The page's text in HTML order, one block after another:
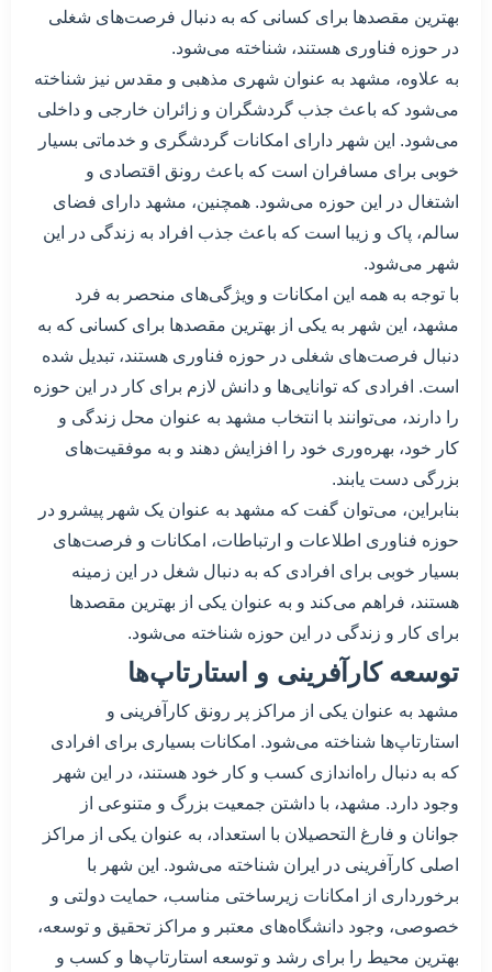
بهترین مقصدها برای کسانی که به دنبال فرصت‌های شغلی
در حوزه فناوری هستند، شناخته می‌شود.
به علاوه، مشهد به عنوان شهری مذهبی و مقدس نیز شناخته
می‌شود که باعث جذب گردشگران و زائران خارجی و داخلی
می‌شود. این شهر دارای امکانات گردشگری و خدماتی بسیار
خوبی برای مسافران است که باعث رونق اقتصادی و
اشتغال در این حوزه می‌شود. همچنین، مشهد دارای فضای
سالم، پاک و زیبا است که باعث جذب افراد به زندگی در این
شهر می‌شود.
با توجه به همه این امکانات و ویژگی‌های منحصر به فرد
مشهد، این شهر به یکی از بهترین مقصدها برای کسانی که به
دنبال فرصت‌های شغلی در حوزه فناوری هستند، تبدیل شده
است. افرادی که توانایی‌ها و دانش لازم برای کار در این حوزه
را دارند، می‌توانند با انتخاب مشهد به عنوان محل زندگی و
کار خود، بهره‌وری خود را افزایش دهند و به موفقیت‌های
بزرگی دست یابند.
بنابراین، می‌توان گفت که مشهد به عنوان یک شهر پیشرو در
حوزه فناوری اطلاعات و ارتباطات، امکانات و فرصت‌های
بسیار خوبی برای افرادی که به دنبال شغل در این زمینه
هستند، فراهم می‌کند و به عنوان یکی از بهترین مقصدها
برای کار و زندگی در این حوزه شناخته می‌شود.
توسعه کارآفرینی و استارتاپ‌ها
مشهد به عنوان یکی از مراکز پر رونق کارآفرینی و
استارتاپ‌ها شناخته می‌شود. امکانات بسیاری برای افرادی
که به دنبال راه‌اندازی کسب و کار خود هستند، در این شهر
وجود دارد. مشهد، با داشتن جمعیت بزرگ و متنوعی از
جوانان و فارغ التحصیلان با استعداد، به عنوان یکی از مراکز
اصلی کارآفرینی در ایران شناخته می‌شود. این شهر با
برخورداری از امکانات زیرساختی مناسب، حمایت دولتی و
خصوصی، وجود دانشگاه‌های معتبر و مراکز تحقیق و توسعه،
بهترین محیط را برای رشد و توسعه استارتاپ‌ها و کسب و